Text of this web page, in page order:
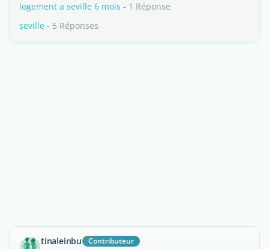
logement a seville 6 mois - 1 Réponse
seville - 5 Réponses
tinaleinbu Contributeur